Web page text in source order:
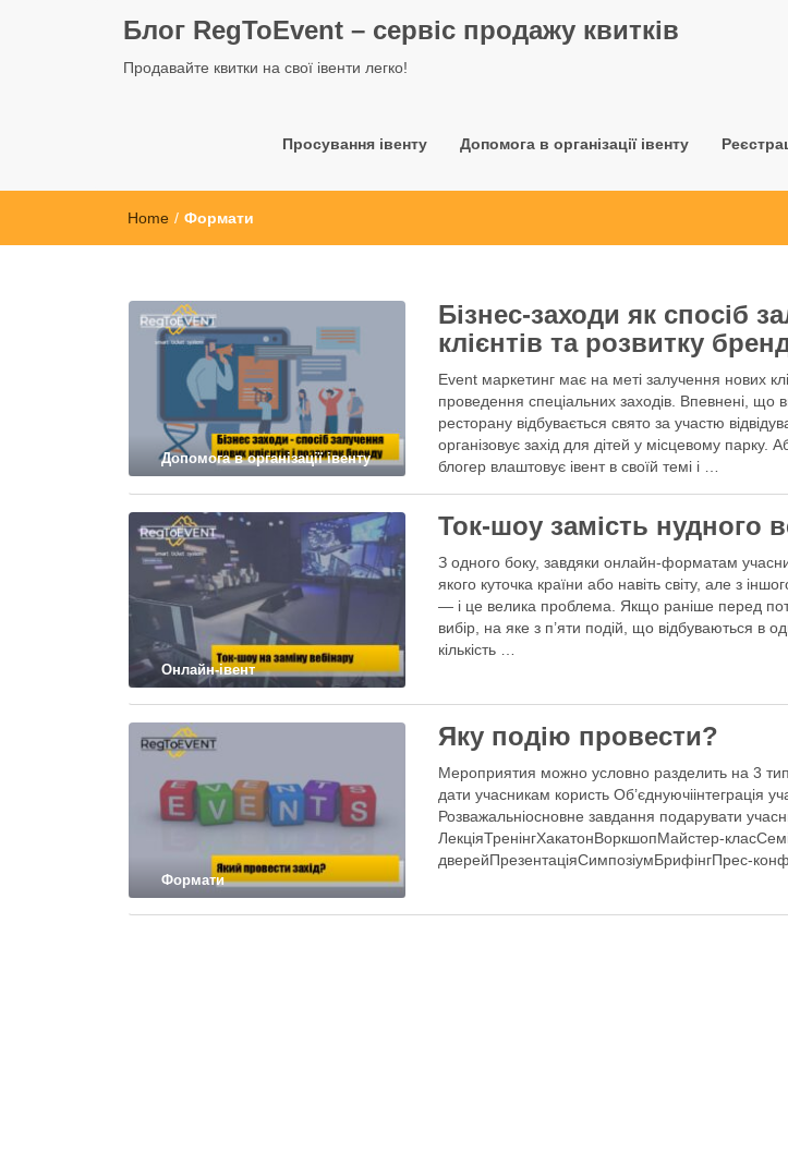
Блог RegToEvent – сервіс продажу квитків
Продавайте квитки на свої івенти легко!
Просування івенту Допомога в організації івенту
Home / Формати
Допомога в організації івенту
Бізнес-заходи як спосіб
клієнтів та розвитку
Event маркетинг має на меті залучення нових
проведення спеціальних заходів. Впевнені, що
ресторану відбувається свято за участю
організовує захід для дітей у місцевому парку.
блогер влаштовує івент в своїй темі і …
Онлайн-івент
Ток-шоу замість нудного
З одного боку, завдяки онлайн-форматам
якого куточка країни або навіть світу, але з
— і це велика проблема. Якщо раніше перед
вибір, на яке з п’яти подій, що відбуваються в
кількість …
Формати
Яку подію провести?
Мероприятия можно условно разделить на 3
дати учасникам користь Об’єднуючіінтеграція
Розважальніосновне завдання подарувати
ЛекціяТренінгХакатонВоркшопМайстер-
дверейПрезентаціяСимпозіумБрифінгПрес-